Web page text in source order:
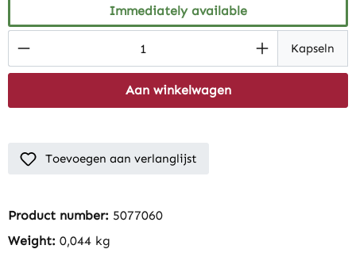
Immediately available
Product Quantity: Enter the desiredKapseln
Aan winkelwagen
Toevoegen aan verlanglijst
Product number: 5077060
Weight: 0,044 kg